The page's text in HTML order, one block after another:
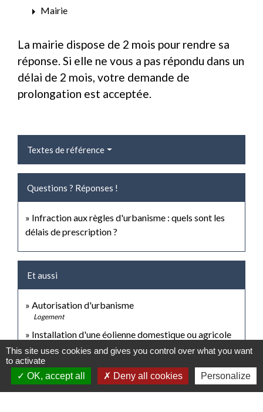
arrow_right Mairie
La mairie dispose de 2 mois pour rendre sa
réponse. Si elle ne vous a pas répondu dans un
délai de 2 mois, votre demande de
prolongation est acceptée.
Textes de référence
Questions ? Réponses !
Infraction aux règles d'urbanisme : quels sont les
délais de prescription ?
Et aussi
Autorisation d'urbanisme
Logement
Installation d'une éolienne domestique ou agricole
Secteurs d'activité
Signaler une erreur sur cette page
This site uses cookies and gives you control over what you want
to activate
OK, accept all
Deny all cookies Personalize